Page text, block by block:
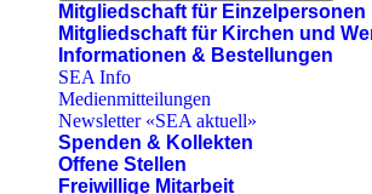
Mitgliedschaft für Einzelpersonen
Mitgliedschaft für Kirchen und
Informationen & Bestellungen
SEA Info
Medienmitteilungen
Newsletter «SEA aktuell»
Spenden & Kollekten
Offene Stellen
Freiwillige Mitarbeit